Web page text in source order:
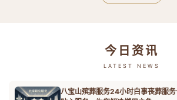
今日资讯
LATEST NEWS
八宝山殡葬服务24小时白事丧葬服